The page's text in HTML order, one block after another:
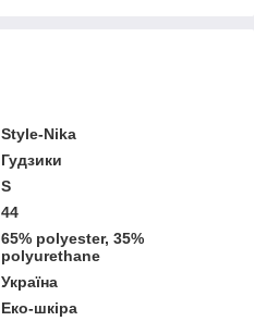
Style-Nika
Гудзики
S
44
65% polyester, 35%
polyurethane
Україна
Еко-шкіра